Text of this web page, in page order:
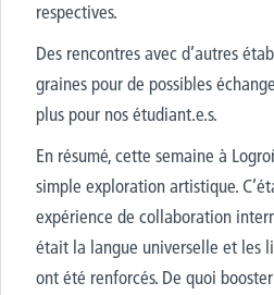
respectives.
Des rencontres avec d’autres
graines pour de possibles
plus pour nos étudiant.e.s.
En résumé, cette semaine à
simple exploration artistique.
expérience de collaboration
était la langue universelle et les
ont été renforcés. De quoi